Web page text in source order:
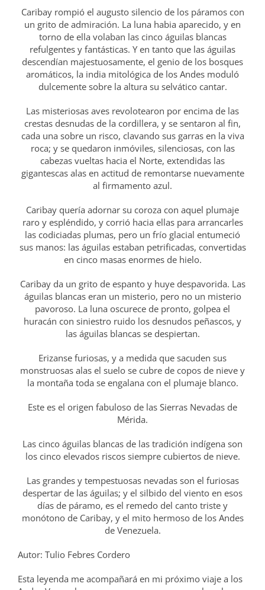
Caribay rompió el augusto silencio de los páramos con
un grito de admiración. La luna habia aparecido, y en
torno de ella volaban las cinco águilas blancas
refulgentes y fantásticas. Y en tanto que las águilas
descendían majestuosamente, el genio de los bosques
aromáticos, la india mitológica de los Andes moduló
dulcemente sobre la altura su selvático cantar.
Las misteriosas aves revolotearon por encima de las
crestas desnudas de la cordillera, y se sentaron al fin,
cada una sobre un risco, clavando sus garras en la viva
roca; y se quedaron inmóviles, silenciosas, con las
cabezas vueltas hacia el Norte, extendidas las
gigantescas alas en actitud de remontarse nuevamente
al firmamento azul.
Caribay quería adornar su coroza con aquel plumaje
raro y espléndido, y corrió hacia ellas para arrancarles
las codiciadas plumas, pero un frío glacial entumeció
sus manos: las águilas estaban petrificadas, convertidas
en cinco masas enormes de hielo.
Caribay da un grito de espanto y huye despavorida. Las
águilas blancas eran un misterio, pero no un misterio
pavoroso. La luna oscurece de pronto, golpea el
huracán con siniestro ruido los desnudos peñascos, y
las águilas blancas se despiertan.
Erizanse furiosas, y a medida que sacuden sus
monstruosas alas el suelo se cubre de copos de nieve y
la montaña toda se engalana con el plumaje blanco.
Este es el origen fabuloso de las Sierras Nevadas de
Mérida.
Las cinco águilas blancas de las tradición indígena son
los cinco elevados riscos siempre cubiertos de nieve.
Las grandes y tempestuosas nevadas son el furiosas
despertar de las águilas; y el silbido del viento en esos
días de páramo, es el remedo del canto triste y
monótono de Caribay, y el mito hermoso de los Andes
de Venezuela.
Autor: Tulio Febres Cordero
Esta leyenda me acompañará en mi próximo viaje a los